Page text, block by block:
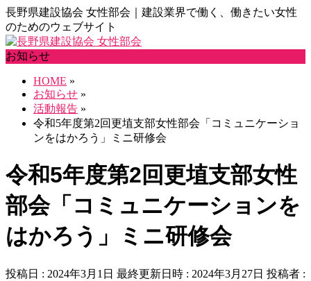
長野県建設協会 女性部会｜建設業界で働く、働きたい女性
のためのウェブサイト
お知らせ
HOME »
お知らせ »
活動報告 »
令和5年度第2回更埴支部女性部会「コミュニケーショ
ンをはかろう」ミニ研修会
令和5年度第2回更埴支部女性
部会「コミュニケーションを
はかろう」ミニ研修会
投稿日 : 2024年3月1日 最終更新日時 : 2024年3月27日 投稿者 :